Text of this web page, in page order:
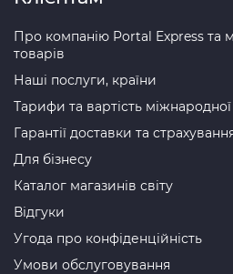
Про компанію Portal Express та
товарів
Наші послуги, країни
Тарифи та вартість
Гарантії доставки та
Для бізнесу
Каталог магазинів світу
Відгуки
Угода про конфіденційність
Умови обслуговування